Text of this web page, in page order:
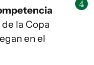
la Copa
en el